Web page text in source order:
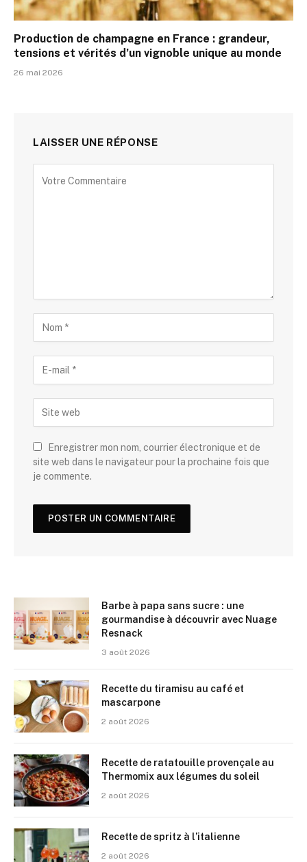
Production de champagne en France : grandeur,
tensions et vérités d’un vignoble unique au monde
26 mai 2026
LAISSER UNE RÉPONSE
Enregistrer mon nom, courrier électronique et de
site web dans le navigateur pour la prochaine fois que
je commente.
Barbe à papa sans sucre : une
gourmandise à découvrir avec Nuage
Resnack
3 août 2026
Recette du tiramisu au café et
mascarpone
2 août 2026
Recette de ratatouille provençale au
Thermomix aux légumes du soleil
2 août 2026
Recette de spritz à l’italienne
2 août 2026